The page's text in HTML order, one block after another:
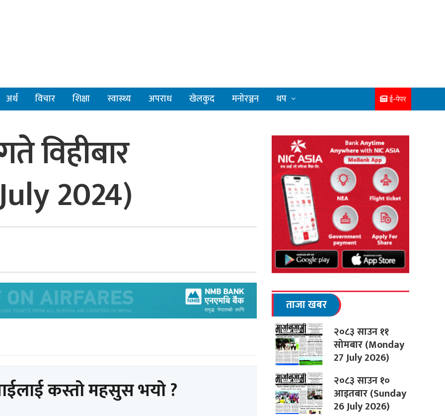
अर्थ विचार शिक्षा स्वास्थ्य अपराध खेलकुद मनोरञ्जन थप ई-पेपर
विहीबार
2024)
कस्तो महसुस भयो ?
ताजा खबर
२०८३ साउन ११
सोमबार (Monday
27 July 2026)
२०८३ साउन १०
आइतबार (Sunday
26 July 2026)